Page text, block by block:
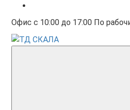
Офис с 10:00 до 17:00 По